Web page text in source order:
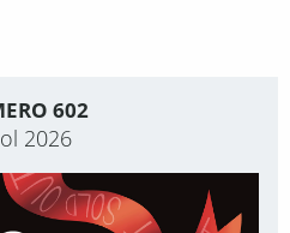
602
2026